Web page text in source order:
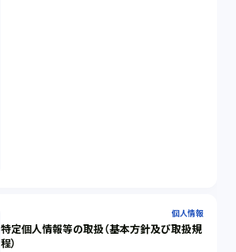
個人情報
特定個人情報等の取扱（基本方針及び取扱規
程）